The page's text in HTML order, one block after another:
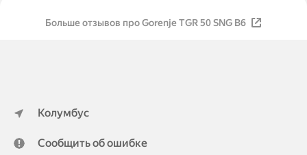
Больше отзывов про Gorenje TGR 50 SNG B6
Колумбус
Сообщить об ошибке